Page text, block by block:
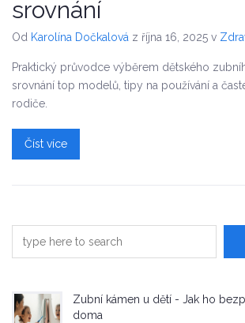
srovnání
Od Karolína Dočkalová z října 16, 2025 v
Praktický průvodce výběrem dětského
srovnání top modelů, tipy na používání a
rodiče.
Číst více
Zubní kámen u dětí - Jak ho
doma